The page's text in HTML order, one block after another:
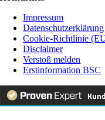
Impressum
Datenschutzerklärung
Cookie-Richtlinie
Disclaimer
Verstoß melden
Erstinformation BSC